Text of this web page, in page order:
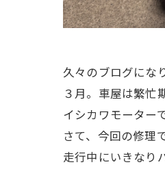
久々のブログにな
３月。車屋は繁忙
イシカワモーター
さて、今回の修理
走行中にいきなり